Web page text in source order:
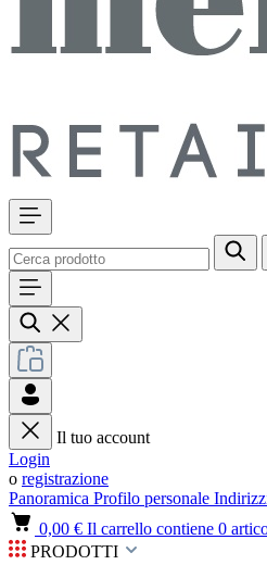
Il tuo account
Login
o registrazione
Panoramica Profilo personale
0,00 € Il carrello contiene 0
PRODOTTI